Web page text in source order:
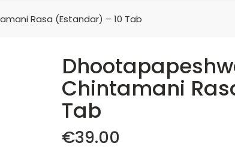
Rasa (Estandar) – 10 Tab
Chintamani
Tab
€39.00